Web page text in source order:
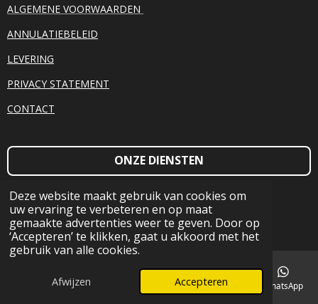
Deze website maakt gebruik van cookies om
uw ervaring te verbeteren en op maat
gemaakte advertenties weer te geven. Door op
‘Accepteren’ te klikken, gaat u akkoord met het
gebruik van alle cookies.
Afwijzen Accepteren
ALGEMENE VOORWAARDEN
ANNULATIEBELEID
LEVERING
PRIVACY STATEMENT
CONTACT
ONZE DIENSTEN
ADEMWERK
BIOTENSOR
CHAKRA HEALING
COACHING
NEI - THERAPIE
HEALING REMEDIES
HOLISTISCHE (VOET)THERAPIE
E-mailadres Telefoonnummer Kaart Facebook WhatsApp